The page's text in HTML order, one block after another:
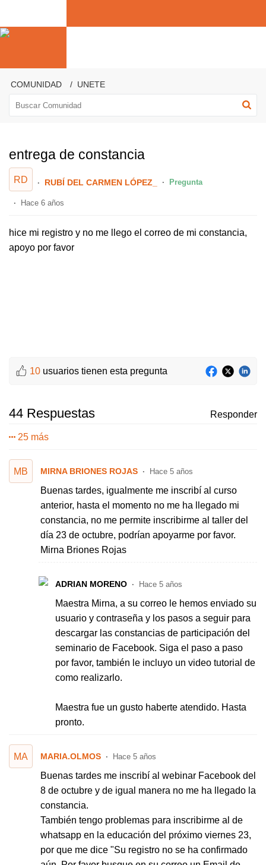
COMUNIDAD UNETE
entrega de constancia
RD RUBÍ DEL CARMEN LÓPEZ_ Pregunta
Hace 6 años
hice mi registro y no me llego el correo de mi constancia,
apoyo por favor
10 usuarios tienen esta pregunta
44 Respuestas Responder
25 más
MB MIRNA BRIONES ROJAS Hace 5 años
Buenas tardes, igualmente me inscribí al curso
anterior, hasta el momento no me ha llegado mi
constancia, no me permite inscribirme al taller del
día 23 de octubre, podrían apoyarme por favor.
Mirna Briones Rojas
ADRIAN MORENO Hace 5 años
Maestra Mirna, a su correo le hemos enviado su
usuario y contraseña y los pasos a seguir para
descargar las constancias de participación del
seminario de Facebook. Siga el paso a paso
por favor, también le incluyo un video tutorial de
como realizarlo.
Maestra fue un gusto haberte atendido. Hasta
pronto.
MA MARIA.OLMOS Hace 5 años
Buenas tardes me inscribí al webinar Facebook del
8 de octubre y de igual manera no me ha llegado la
constancia.
También tengo problemas para inscribirme al de
whatsapp en la educación del próximo viernes 23,
por que me dice "Su registro no se ha confirmado